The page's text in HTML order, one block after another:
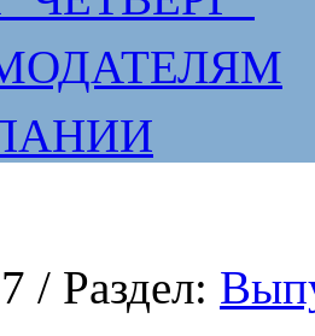
/ Раздел: